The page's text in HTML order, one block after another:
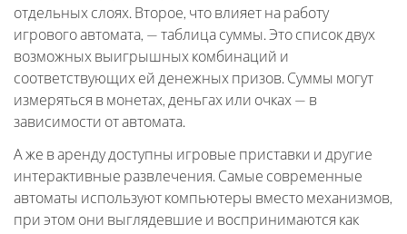
отдельных слоях. Второе, что влияет на работу
игрового автомата, — таблица суммы. Это список двух
возможных выигрышных комбинаций и
соответствующих ей денежных призов. Суммы могут
измеряться в монетах, деньгах или очках — в
зависимости от автомата.
А же в аренду доступны игровые приставки и другие
интерактивные развлечения. Самые современные
автоматы используют компьютеры вместо механизмов,
при этом они выглядевшие и воспринимаются как